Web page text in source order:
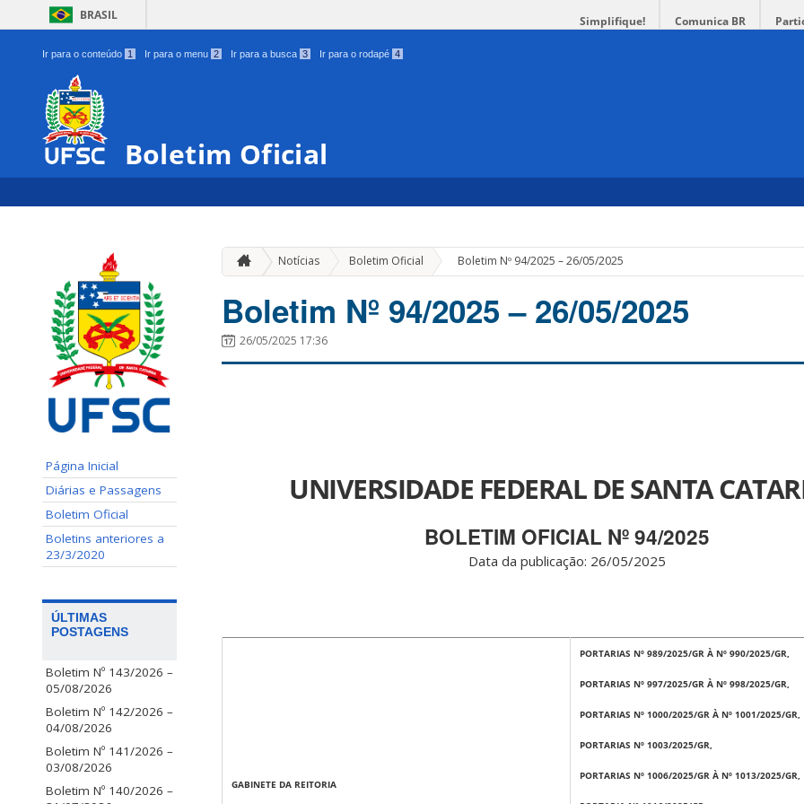
BRASIL Simplifique! Comunica BR
Ir para o conteúdo 1 Ir para o menu 2 Ir para a busca 3 Ir para o rodapé 4
Boletim Oficial
Página Inicial
Diárias e Passagens
Boletim Oficial
Boletins anteriores a
23/3/2020
ÚLTIMAS
POSTAGENS
Boletim Nº 143/2026 –
05/08/2026
Boletim Nº 142/2026 –
04/08/2026
Boletim Nº 141/2026 –
03/08/2026
Boletim Nº 140/2026 –
Notícias Boletim Oficial » Boletim Nº 94/2025 – 26/05/2025
Boletim Nº 94/2025 – 26/05/2025
26/05/2025 17:36
UNIVERSIDADE FEDERAL DE SANTA
BOLETIM OFICIAL Nº 94/2025
Data da publicação: 26/05/2025
GABINETE DA REITORIA
PORTARIAS Nº 989/2025/GR À Nº 990/2025/GR,
PORTARIAS Nº 997/2025/GR À Nº 998/2025/GR,
PORTARIAS Nº 1000/2025/GR À Nº 1001/2025/GR,
PORTARIAS Nº 1003/2025/GR,
PORTARIAS Nº 1006/2025/GR À Nº 1013/2025/GR,